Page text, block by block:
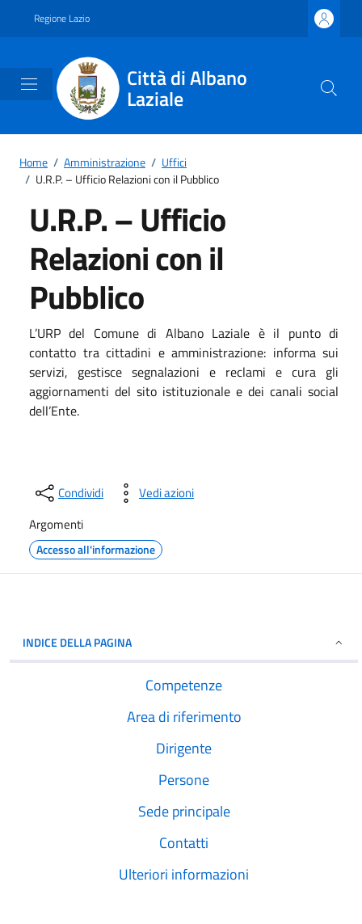
Regione Lazio
Città di Albano
Laziale
Home / Amministrazione / Uffici
/ U.R.P. – Ufficio Relazioni con il Pubblico
U.R.P. – Ufficio
Relazioni con il
Pubblico
L’URP del Comune di Albano Laziale è il punto di
contatto tra cittadini e amministrazione: informa sui
servizi, gestisce segnalazioni e reclami e cura gli
aggiornamenti del sito istituzionale e dei canali social
dell’Ente.
Condividi
Vedi azioni
Argomenti
Accesso all'informazione
INDICE DELLA PAGINA
Competenze
Area di riferimento
Dirigente
Persone
Sede principale
Contatti
Ulteriori informazioni